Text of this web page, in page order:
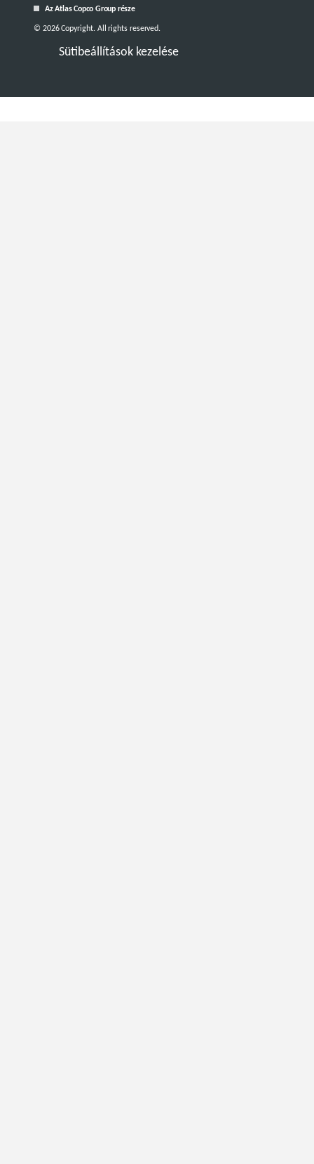
Az Atlas Copco Group része
Sütibeállítások kezelése
© 2026 Copyright. All rights reserved.